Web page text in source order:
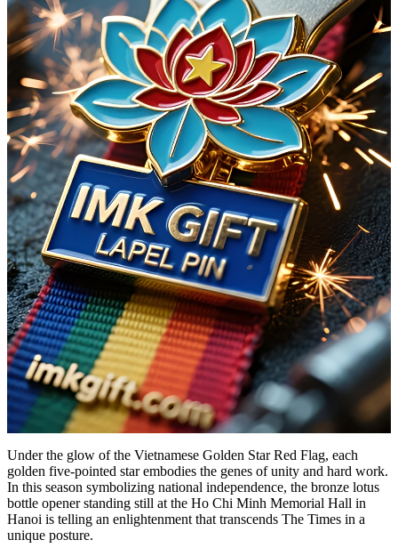
Under the glow of the Vietnamese Golden Star Red Flag, each
golden five-pointed star embodies the genes of unity and hard work.
In this season symbolizing national independence, the bronze lotus
bottle opener standing still at the Ho Chi Minh Memorial Hall in
Hanoi is telling an enlightenment that transcends The Times in a
unique posture.